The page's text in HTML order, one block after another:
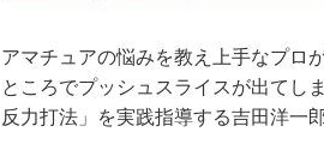
アマチュアの悩みを教え上手なプロ
ところでプッシュスライスが出てし
反力打法」を実践指導する吉田洋一郎